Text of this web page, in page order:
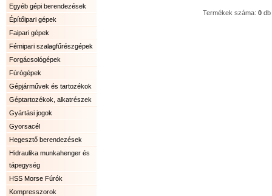
Egyéb gépi berendezések
Építőipari gépek
Faipari gépek
Fémipari szalagfűrészgépek
Forgácsológépek
Fúrógépek
Gépjárművek és tartozékok
Géptartozékok, alkatrészek
Gyártási jogok
Gyorsacél
Hegesztő berendezések
Hidraulika munkahenger és
tápegység
HSS Morse Fúrók
Kompresszorok
Termékek száma: 0 db